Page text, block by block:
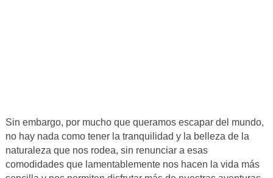
Sin embargo, por mucho que queramos escapar del mundo,
no hay nada como tener la tranquilidad y la belleza de la
naturaleza que nos rodea, sin renunciar a esas
comodidades que lamentablemente nos hacen la vida más